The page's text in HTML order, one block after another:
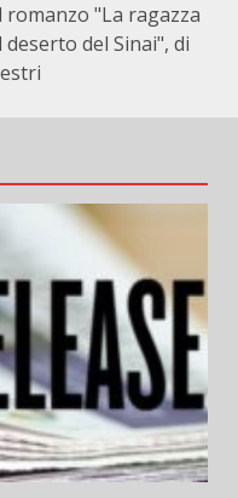
"La ragazza
del Sinai", di